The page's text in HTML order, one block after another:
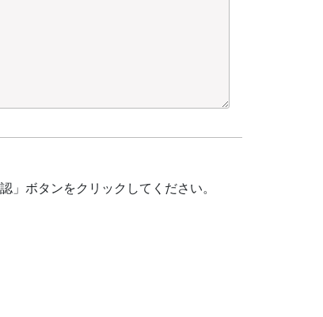
」ボタンをクリックしてください。